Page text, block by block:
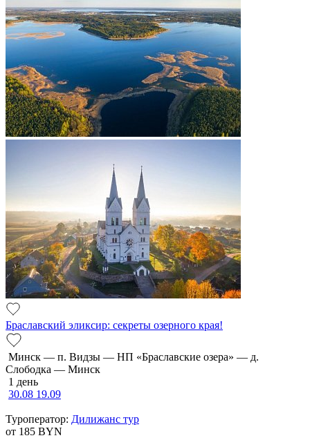
Браславский эликсир: секреты озерного края!
Минск — п. Видзы — НП «Браславские озера» — д.
Слободка — Минск
1 день
30.08 19.09
Туроператор: Дилижанс тур
от 185 BYN